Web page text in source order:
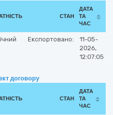
СТАН
ДАТА
ТА
ЧАС
Експортовано:
11-05-
2026,
12:07:05
договору
СТАН
ДАТА
ТА
ЧАС